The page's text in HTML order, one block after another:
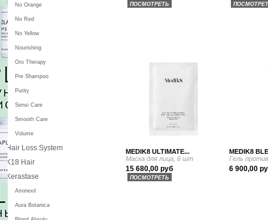
ПОСМОТРЕТЬ
MEDIK8 ULTIMATE...
Маска для лица, 6 шт
15 680,00 руб
ПОСМОТРЕТЬ
MEDIK8
Гель
6 900,00
No Orange
No Red
No Yellow
Nourishing
Oro Therapy
Pre Shampoo
Purity
Sensi Care
Smooth Care
Volume
Hair Loss System
K18 Hair
Kerastase
Aminexil
Aura Botanica